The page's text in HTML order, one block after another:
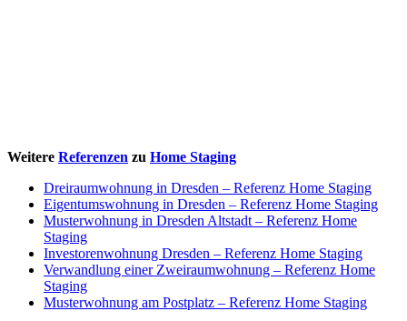
Weitere Referenzen zu Home Staging
Dreiraumwohnung in Dresden – Referenz Home Staging
Eigentumswohnung in Dresden – Referenz Home Staging
Musterwohnung in Dresden Altstadt – Referenz Home
Staging
Investorenwohnung Dresden – Referenz Home Staging
Verwandlung einer Zweiraumwohnung – Referenz Home
Staging
Musterwohnung am Postplatz – Referenz Home Staging